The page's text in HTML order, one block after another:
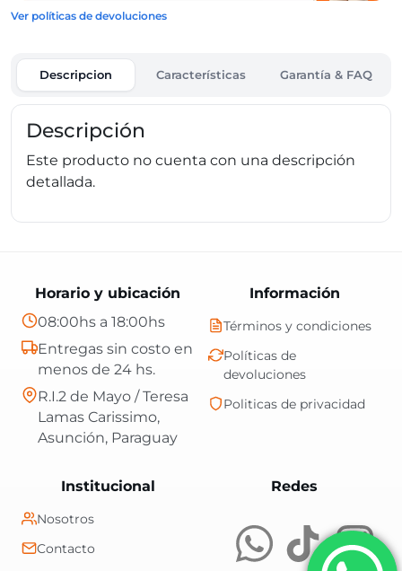
Ver políticas de devoluciones
Descripcion Características Garantía & FAQ
Descripción
Este producto no cuenta con una descripción
detallada.
RedesCentral Shop es
Información
Términos y condiciones
Políticas de
devoluciones
Politicas de privacidad
Institucional
Nosotros
Contacto
Horario y ubicación
08:00hs a 18:00hs
Entregas sin costo en
menos de 24 hs.
R.I.2 de Mayo / Teresa
Lamas Carissimo,
Asunción, Paraguay